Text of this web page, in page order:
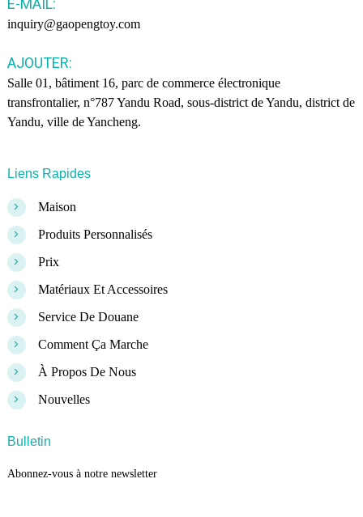
E-MAIL:
inquiry@gaopengtoy.com
AJOUTER:
Salle 01, bâtiment 16, parc de commerce électronique
transfrontalier, n°787 Yandu Road, sous-district de Yandu, district de
Yandu, ville de Yancheng.
Liens Rapides
> Maison
> Produits Personnalisés
> Prix
> Matériaux Et Accessoires
> Service De Douane
> Comment Ça Marche
> À Propos De Nous
> Nouvelles
Bulletin
Abonnez-vous à notre newsletter